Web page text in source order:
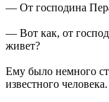
— От господина
— Вот как, от
живет?
Ему было немного
известного человека.